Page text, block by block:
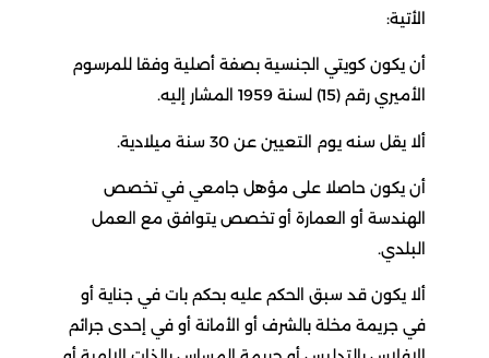
الأتية:
أن يكون كويتي الجنسية بصفة أصلية وفقا للمرسوم
الأميري رقم (15) لسنة 1959 المشار إليه.
ألا يقل سنه يوم التعيين عن 30 سنة ميلادية.
أن يكون حاصلا على مؤهل جامعي في تخصص
الهندسة أو العمارة أو تخصص يتوافق مع العمل
البلدي.
ألا يكون قد سبق الحكم عليه بحكم بات في جناية أو
في جريمة مخلة بالشرف أو الأمانة أو في إحدى جرائم